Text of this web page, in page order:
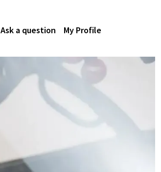
Ask a question My Profile